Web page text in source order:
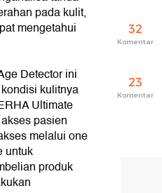
pada kulit,
mengetahui
Detector ini
kulitnya
Ultimate
pasien
melalui one
untuk
produk
32
Komentar
23
Komentar